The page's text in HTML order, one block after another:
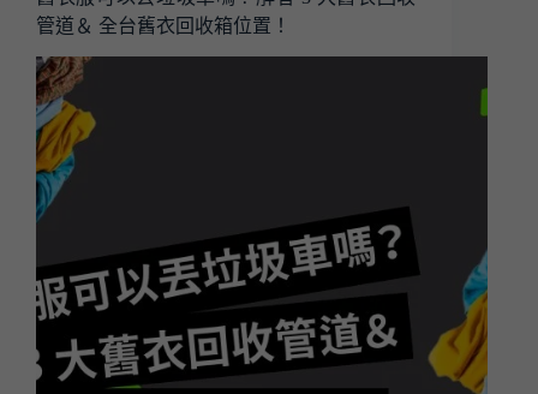
管道＆ 全台舊衣回收箱位置！